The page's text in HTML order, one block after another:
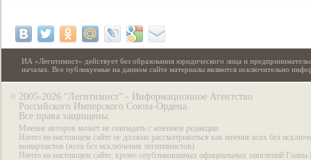
ИА «Легитимист» действует без образования юридического лица и
началах. Все публикуемые на данном сайте материалы являются исключительно
© 2005-2026 “Легитимист” - Информационное Агентство
Российского Имперского Союза-Ордена.
Все права защищены.
Мнение авторов может не совпадать с мнением редакции.
Ничто на настоящем сайте не должно рассматриваться как мнение всех без
монархистов (всех без исключения легитимистов).
Ничто на настоящем сайте, кроме опубликованных официальных заявлений Главы